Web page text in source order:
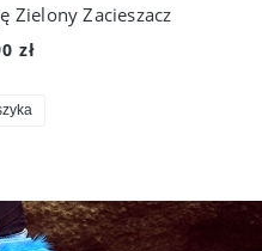
Zielony Zacieszacz
zł